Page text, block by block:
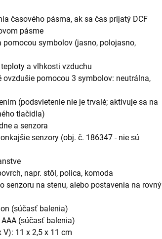
časového pásma, ak sa čas prijatý DCF
pásme
pomocou symbolov (jasno, polojasno,
a vlhkosti vzduchu
pomocou 3 symbolov: neutrálna,
(podsvietenie nie je trvalé; aktivuje sa na
tlačidla)
a senzora
senzory (obj. č. 186347 - nie sú
napr. stôl, polica, komoda
senzoru na stenu, alebo postavenia na rovný
(súčasť balenia)
(súčasť balenia)
V): 11 x 2,5 x 11 cm